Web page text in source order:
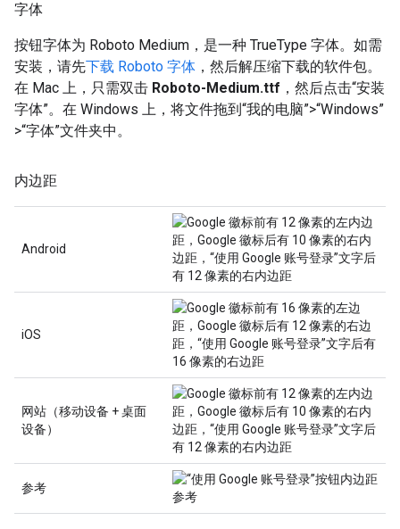
字体
按钮字体为 Roboto Medium，是一种 TrueType 字体。如需
安装，请先下载 Roboto 字体 ，然后解压缩下载的软件包。
在 Mac 上，只需双击 Roboto-Medium.ttf ，然后点击“安装
字体”。在 Windows 上，将文件拖到“我的电脑”>“Windows”
>“字体”文件夹中。
内边距
Android
iOS
网站（移动设备 + 桌面
设备）
参考